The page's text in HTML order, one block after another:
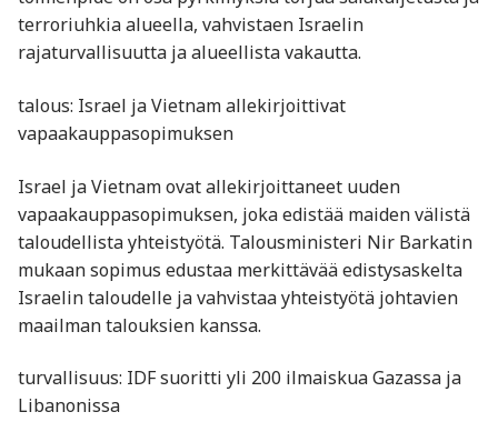
terroriuhkia alueella, vahvistaen Israelin
rajaturvallisuutta ja alueellista vakautta.
talous: Israel ja Vietnam allekirjoittivat
vapaakauppasopimuksen
Israel ja Vietnam ovat allekirjoittaneet uuden
vapaakauppasopimuksen, joka edistää maiden välistä
taloudellista yhteistyötä. Talousministeri Nir Barkatin
mukaan sopimus edustaa merkittävää edistysaskelta
Israelin taloudelle ja vahvistaa yhteistyötä johtavien
maailman talouksien kanssa.
turvallisuus: IDF suoritti yli 200 ilmaiskua Gazassa ja
Libanonissa